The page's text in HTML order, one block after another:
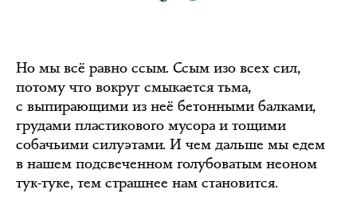
Но мы всё равно ссым. Ссым изо всех сил,
потому что вокруг смыкается тьма,
с выпирающими из неё бетонными балками,
грудами пластикового мусора и тощими
собачьими силуэтами. И чем дальше мы едем
в нашем подсвеченном голубоватым неоном
тук-туке, тем страшнее нам становится.